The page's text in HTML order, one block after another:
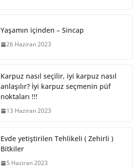
Yaşamın içinden – Sincap
26 Haziran 2023
Karpuz nasıl seçilir, iyi karpuz nasıl
anlaşılır? İyi karpuz seçmenin püf
noktaları !!!
13 Haziran 2023
Evde yetiştirilen Tehlikeli ( Zehirli )
Bitkiler
5 Haziran 2023